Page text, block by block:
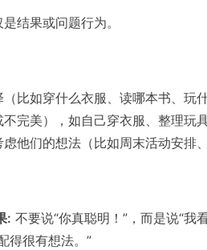
结果或问题行为。
比如穿什么衣服、读哪本书、玩
完美），如自己穿衣服、整理玩
他们的想法（比如周末活动安排
: 不要说“你真聪明！”，而是说“
得很有想法。”